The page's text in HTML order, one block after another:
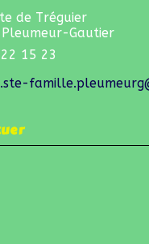
de Tréguier
Gautier
15 23